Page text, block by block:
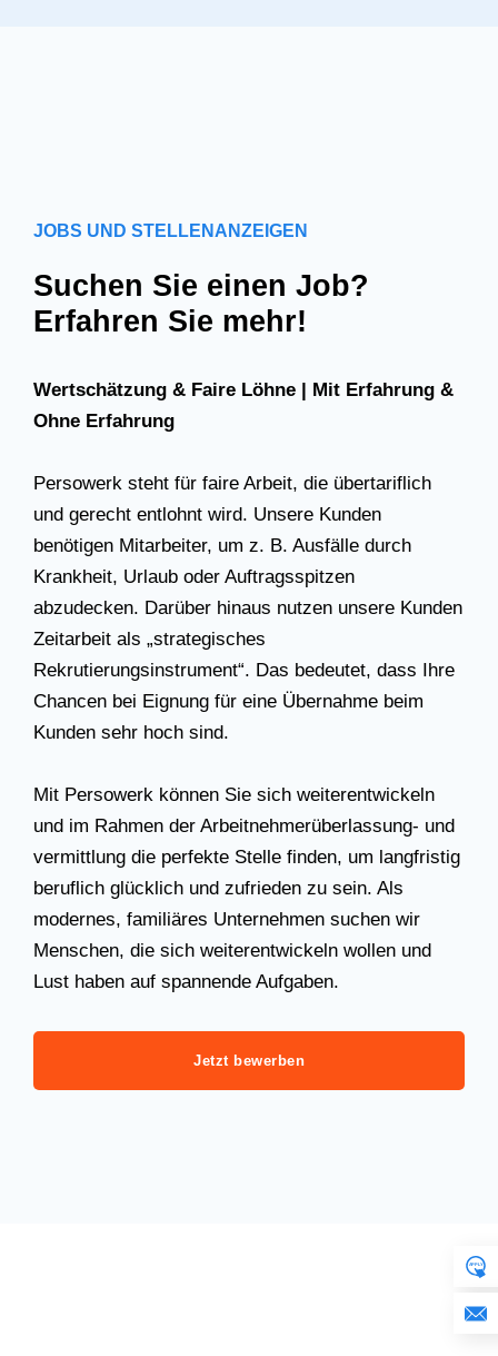
JOBS UND STELLENANZEIGEN
Suchen Sie einen Job?
Erfahren Sie mehr!
Wertschätzung & Faire Löhne | Mit Erfahrung &
Ohne Erfahrung
Persowerk steht für faire Arbeit, die übertariflich
und gerecht entlohnt wird. Unsere Kunden
benötigen Mitarbeiter, um z. B. Ausfälle durch
Krankheit, Urlaub oder Auftragsspitzen
abzudecken. Darüber hinaus nutzen unsere Kunden
Zeitarbeit als „strategisches
Rekrutierungsinstrument“. Das bedeutet, dass Ihre
Chancen bei Eignung für eine Übernahme beim
Kunden sehr hoch sind.
Mit Persowerk können Sie sich weiterentwickeln
und im Rahmen der Arbeitnehmerüberlassung- und
vermittlung die perfekte Stelle finden, um langfristig
beruflich glücklich und zufrieden zu sein. Als
modernes, familiäres Unternehmen suchen wir
Menschen, die sich weiterentwickeln wollen und
Lust haben auf spannende Aufgaben.
Jetzt bewerben